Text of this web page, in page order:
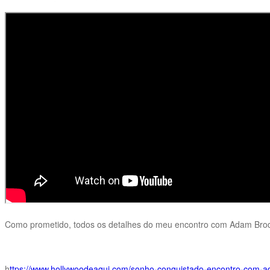
Como prometido, todos os detalhes do meu encontro com Adam